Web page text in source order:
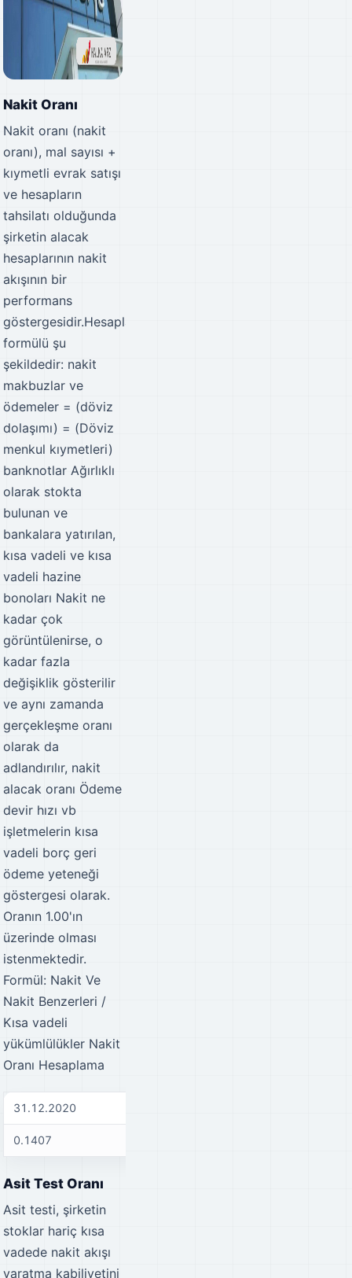
Nakit Oranı
Nakit oranı (nakit
oranı), mal sayısı +
kıymetli evrak satışı
ve hesapların
tahsilatı olduğunda
şirketin alacak
hesaplarının nakit
akışının bir
performans
göstergesidir.Hesaplama
formülü şu
şekildedir: nakit
makbuzlar ve
ödemeler = (döviz
dolaşımı) = (Döviz
menkul kıymetleri)
banknotlar Ağırlıklı
olarak stokta
bulunan ve
bankalara yatırılan,
kısa vadeli ve kısa
vadeli hazine
bonoları Nakit ne
kadar çok
görüntülenirse, o
kadar fazla
değişiklik gösterilir
ve aynı zamanda
gerçekleşme oranı
olarak da
adlandırılır, nakit
alacak oranı Ödeme
devir hızı vb
işletmelerin kısa
vadeli borç geri
ödeme yeteneği
göstergesi olarak.
Oranın 1.00'ın
üzerinde olması
istenmektedir.
Formül: Nakit Ve
Nakit Benzerleri /
Kısa vadeli
yükümlülükler Nakit
Oranı Hesaplama
31.12.2020
0.1407
Asit Test Oranı
Asit testi, şirketin
stoklar hariç kısa
vadede nakit akışı
yaratma kabiliyetini